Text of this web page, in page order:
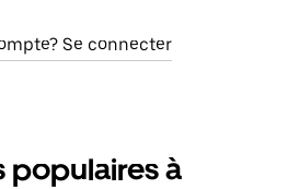
Se connecter
populaires à